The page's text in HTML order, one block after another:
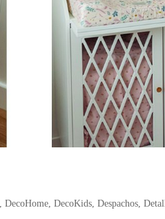
,DecoHome ,DecoKids ,Despachos ,